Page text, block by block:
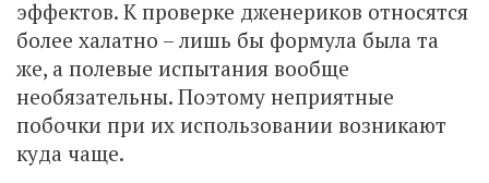
эффектов. К проверке дженериков относятся
более халатно – лишь бы формула была та
же, а полевые испытания вообще
необязательны. Поэтому неприятные
побочки при их использовании возникают
куда чаще.